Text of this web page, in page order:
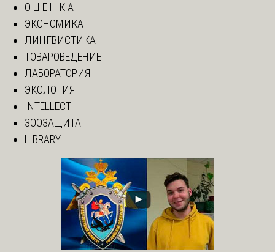
О Ц Е Н К А
ЭКОНОМИКА
ЛИНГВИСТИКА
ТОВАРОВЕДЕНИЕ
ЛАБОРАТОРИЯ
ЭКОЛОГИЯ
INTELLECT
ЗООЗАЩИТА
LIBRARY